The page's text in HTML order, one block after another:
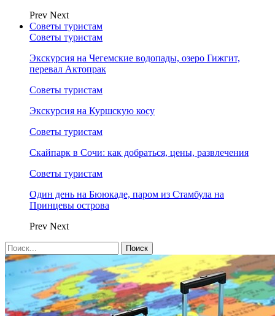
Prev Next
Советы туристам
Советы туристам
Экскурсия на Чегемские водопады, озеро Гижгит,
перевал Актопрак
Советы туристам
Экскурсия на Куршскую косу
Советы туристам
Скайпарк в Сочи: как добраться, цены, развлечения
Советы туристам
Один день на Бююкаде, паром из Стамбула на
Принцевы острова
Prev Next